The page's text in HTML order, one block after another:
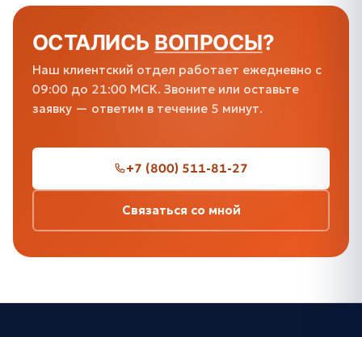
ОСТАЛИСЬ ВОПРОСЫ?
Наш клиентский отдел работает ежедневно с
09:00 до 21:00 МСК. Звоните или оставьте
заявку — ответим в течение 5 минут.
+7 (800) 511-81-27
Связаться со мной